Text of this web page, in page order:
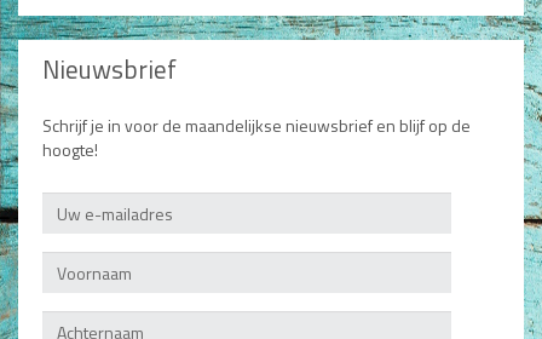
Nieuwsbrief
Schrijf je in voor de maandelijkse nieuwsbrief en blijf op de
hoogte!